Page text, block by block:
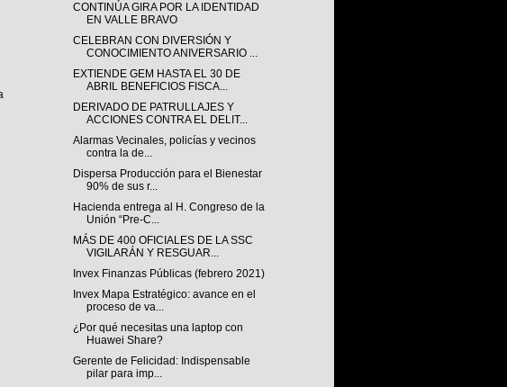
CONTINÚA GIRA POR LA IDENTIDAD
EN VALLE BRAVO
CELEBRAN CON DIVERSIÓN Y
CONOCIMIENTO ANIVERSARIO ...
EXTIENDE GEM HASTA EL 30 DE
ABRIL BENEFICIOS FISCA...
DERIVADO DE PATRULLAJES Y
ACCIONES CONTRA EL DELIT...
Alarmas Vecinales, policías y vecinos
contra la de...
Dispersa Producción para el Bienestar
90% de sus r...
Hacienda entrega al H. Congreso de la
Unión “Pre-C...
MÁS DE 400 OFICIALES DE LA SSC
VIGILARÁN Y RESGUAR...
Invex Finanzas Públicas (febrero 2021)
Invex Mapa Estratégico: avance en el
proceso de va...
¿Por qué necesitas una laptop con
Huawei Share?
Gerente de Felicidad: Indispensable
pilar para imp...